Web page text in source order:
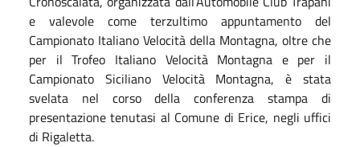
e valevole come terzultimo appuntamento del
Campionato Italiano Velocità della Montagna, oltre che
per il Trofeo Italiano Velocità Montagna e per il
Campionato Siciliano Velocità Montagna, è stata
svelata nel corso della conferenza stampa di
presentazione tenutasi al Comune di Erice, negli uffici
di Rigaletta.